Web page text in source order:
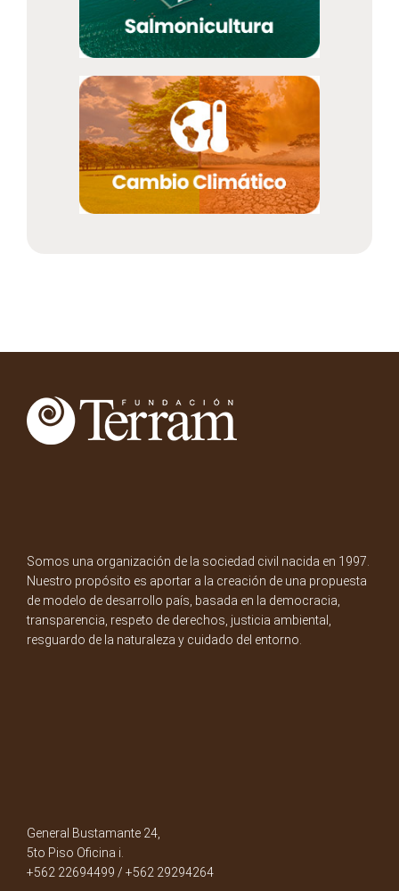
Somos una organización de la sociedad civil nacida en 1997.
Nuestro propósito es aportar a la creación de una propuesta
de modelo de desarrollo país, basada en la democracia,
transparencia, respeto de derechos, justicia ambiental,
resguardo de la naturaleza y cuidado del entorno.
General Bustamante 24,
5to Piso Oficina i.
+562 22694499 / +562 29294264